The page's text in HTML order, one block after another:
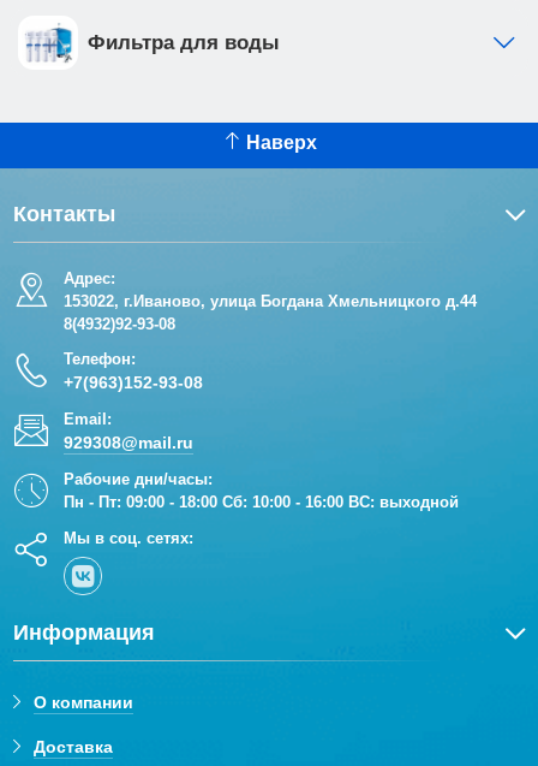
Фильтра для воды
Наверх
Контакты
Адрес:
153022, г.Иваново, улица Богдана Хмельницкого д.44
8(4932)92-93-08
Телефон:
+7(963)152-93-08
Email:
929308@mail.ru
Рабочие дни/часы:
Пн - Пт: 09:00 - 18:00 Сб: 10:00 - 16:00 ВС: выходной
Мы в соц. сетях:
Информация
О компании
Доставка